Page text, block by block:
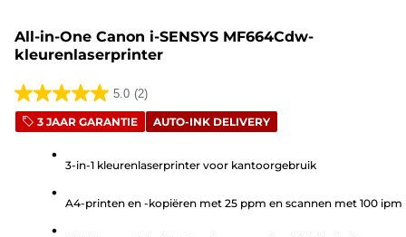
All-in-One Canon i-SENSYS MF664Cdw-
kleurenlaserprinter
5.0 (2)
5.0
van
sterren.
beoordelingen
3 JAAR GARANTIE AUTO-INK DELIVERY
3-in-1 kleurenlaserprinter voor kantoorgebruik
A4-printen en -kopiëren met 25 ppm en scannen met 100 ipm